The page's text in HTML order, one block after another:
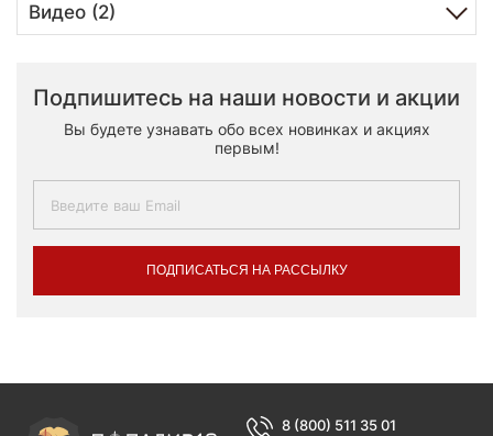
Видео (2)
Подпишитесь на наши новости и акции
Вы будете узнавать обо всех новинках и акциях
первым!
ПОДПИСАТЬСЯ НА РАССЫЛКУ
8 (800) 511 35 01